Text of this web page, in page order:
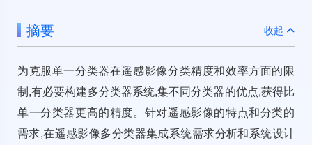
摘要 收起
为克服单一分类器在遥感影像分类精度和效率方面的限
制,有必要构建多分类器系统,集不同分类器的优点,获得比
单一分类器更高的精度。针对遥感影像的特点和分类的
需求,在遥感影像多分类器集成系统需求分析和系统设计